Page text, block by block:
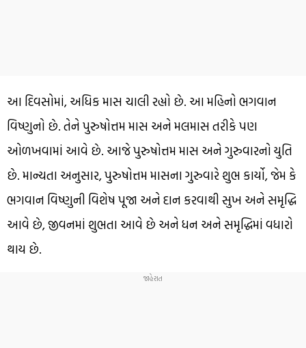
આ દિવસોમાં, અધિક માસ ચાલી રહ્યો છે. આ મહિનો ભગવાન
વિષ્ણુનો છે. તેને પુરુષોત્તમ માસ અને મલમાસ તરીકે પણ
ઓળખવામાં આવે છે. આજે પુરુષોત્તમ માસ અને ગુરુવારનો યુતિ
છે. માન્યતા અનુસાર, પુરુષોત્તમ માસના ગુરુવારે શુભ કાર્યો, જેમ કે
ભગવાન વિષ્ણુની વિશેષ પૂજા અને દાન કરવાથી સુખ અને સમૃદ્ધિ
આવે છે, જીવનમાં શુભતા આવે છે અને ધન અને સમૃદ્ધિમાં વધારો
થાય છે.